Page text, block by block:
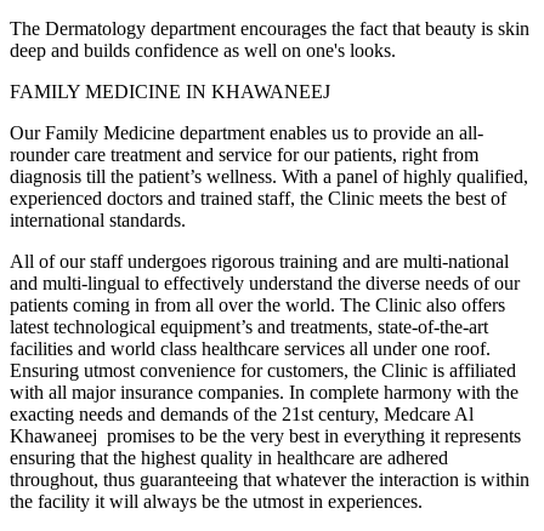
The Dermatology department encourages the fact that beauty is skin
deep and builds confidence as well on one's looks.
FAMILY MEDICINE IN KHAWANEEJ
Our Family Medicine department enables us to provide an all-
rounder care treatment and service for our patients, right from
diagnosis till the patient’s wellness. With a panel of highly qualified,
experienced doctors and trained staff, the Clinic meets the best of
international standards.
All of our staff undergoes rigorous training and are multi-national
and multi-lingual to effectively understand the diverse needs of our
patients coming in from all over the world. The Clinic also offers
latest technological equipment’s and treatments, state-of-the-art
facilities and world class healthcare services all under one roof.
Ensuring utmost convenience for customers, the Clinic is affiliated
with all major insurance companies. In complete harmony with the
exacting needs and demands of the 21st century, Medcare Al
Khawaneej promises to be the very best in everything it represents
ensuring that the highest quality in healthcare are adhered
throughout, thus guaranteeing that whatever the interaction is within
the facility it will always be the utmost in experiences.